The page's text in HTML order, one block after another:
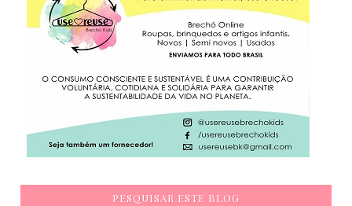
PESQUISAR ESTE BLOG